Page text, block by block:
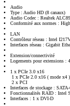
Audio
Type : Audio HD (8 canaux)
Audio Codec : Realtek
Conformité aux normes :
LAN
Contrôleur réseau : Intel
Interfaces réseau : Gigabit
Extension/connectivité
Logements pour extensions
1 x PCIe 3.0 x16
1 x PCIe 2.0 x16 ( mode x4 )
2 x PCI
Interfaces de stockage :
Fonctionnalités RAID : Intel
Interfaces : 1 x DVI-D